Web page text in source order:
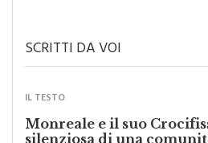
SCRITTI DA VOI
IL TESTO
Monreale e il suo
silenziosa di una